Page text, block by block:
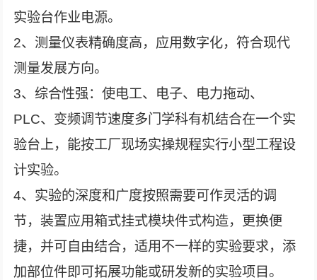
实验台作业电源。
2、测量仪表精确度高，应用数字化，符合现代
测量发展方向。
3、综合性强：使电工、电子、电力拖动、
PLC、变频调节速度多门学科有机结合在一个实
验台上，能按工厂现场实操规程实行小型工程设
计实验。
4、实验的深度和广度按照需要可作灵活的调
节，装置应用箱式挂式模块件式构造，更换便
捷，并可自由结合，适用不一样的实验要求，添
加部位件即可拓展功能或研发新的实验项目。